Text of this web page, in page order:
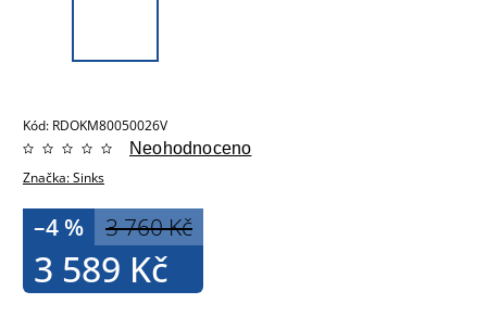
Kód: RDOKM80050026V
Značka:Sinks
Neohodnoceno
3 760 Kč
–4 %
3 589 Kč